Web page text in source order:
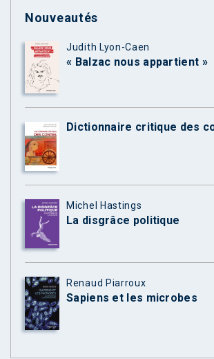
Nouveautés
Judith Lyon-Caen
« Balzac nous appartient »
Dictionnaire critique des
Michel Hastings
La disgrâce politique
Renaud Piarroux
Sapiens et les microbes